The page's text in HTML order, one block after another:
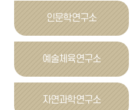
인문학연구소
예술체육연구소
자연과학연구소